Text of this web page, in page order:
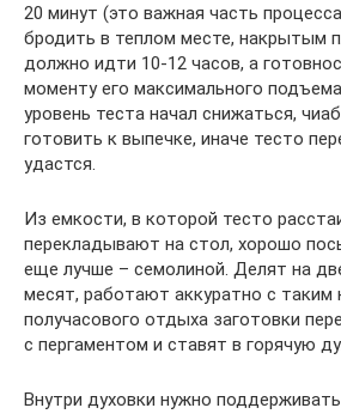
20 минут (это важная часть
бродить в теплом месте, накрытым
должно идти 10-12 часов, а
моменту его максимального
уровень теста начал снижаться,
готовить к выпечке, иначе тесто
удастся.
Из емкости, в которой тесто
перекладывают на стол, хорошо
еще лучше – семолиной. Делят на
месят, работают аккуратно с таким
получасового отдыха заготовки
с пергаментом и ставят в горячую
Внутри духовки нужно